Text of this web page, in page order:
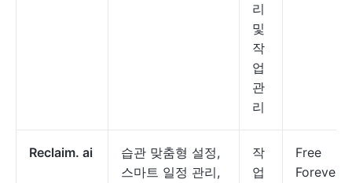
리
및
작
업
관
리
Reclaim. ai
습관 맞춤형 설정,
스마트 일정 관리,
작
업
Free
Forever;